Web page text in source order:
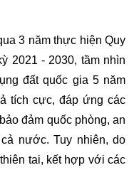
3 năm thực hiện Quy
2021 - 2030, tầm nhìn
đất quốc gia 5 năm
tích cực, đáp ứng các
đảm quốc phòng, an
nước. Tuy nhiên, do
tai, kết hợp với các